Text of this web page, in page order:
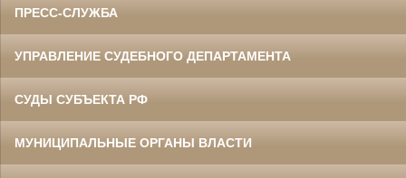
ПРЕСС-СЛУЖБА
УПРАВЛЕНИЕ СУДЕБНОГО ДЕПАРТАМЕНТА
СУДЫ СУБЪЕКТА РФ
МУНИЦИПАЛЬНЫЕ ОРГАНЫ ВЛАСТИ